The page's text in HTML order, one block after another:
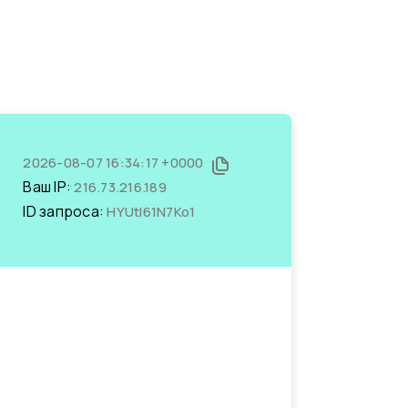
2026-08-07 16:34:17 +0000
Ваш IP:216.73.216.189
ID запроса:HYUtI61N7Ko1